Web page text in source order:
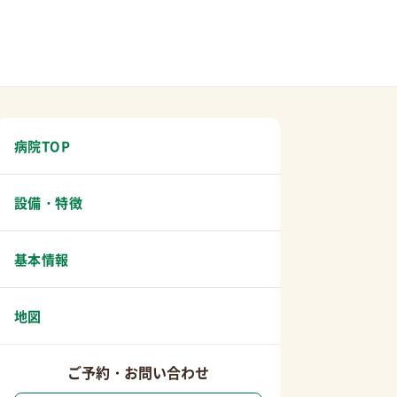
病院TOP
設備・特徴
基本情報
地図
ご予約・お問い合わせ